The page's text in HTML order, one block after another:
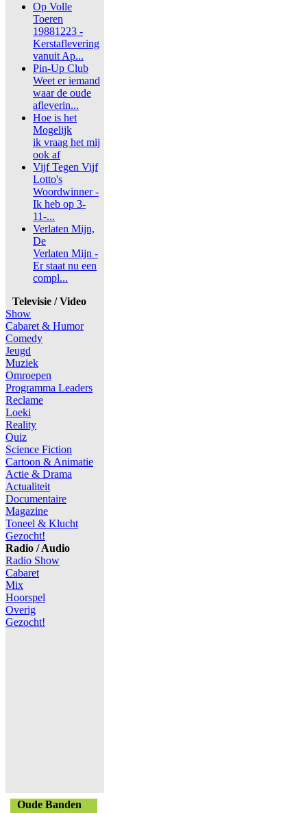
Op Volle
Toeren
19881223 -
Kerstaflevering
vanuit Ap...
Pin-Up Club
Weet er iemand
waar de oude
afleverin...
Hoe is het
Mogelijk
ik vraag het mij
ook af
Vijf Tegen Vijf
Lotto's
Woordwinner -
Ik heb op 3-
11-...
Verlaten Mijn,
De
Verlaten Mijn -
Er staat nu een
compl...
Televisie / Video
Show
Cabaret & Humor
Comedy
Jeugd
Muziek
Omroepen
Programma Leaders
Reclame
Loeki
Reality
Quiz
Science Fiction
Cartoon & Animatie
Actie & Drama
Actualiteit
Documentaire
Magazine
Toneel & Klucht
Gezocht!
Radio / Audio
Radio Show
Cabaret
Mix
Hoorspel
Overig
Gezocht!
Oude Banden